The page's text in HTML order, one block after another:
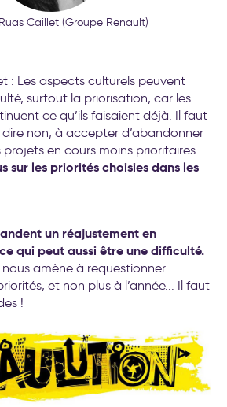
Caillet (Groupe Renault)
: Les aspects culturels peuvent
surtout la priorisation, car les
ce qu’ils faisaient déjà. Il faut
non, à accepter d’abandonner
en cours moins prioritaires
sur les priorités choisies dans les
un réajustement en
qui peut aussi être une difficulté.
nous amène à requestionner
et non plus à l’année... Il faut
!